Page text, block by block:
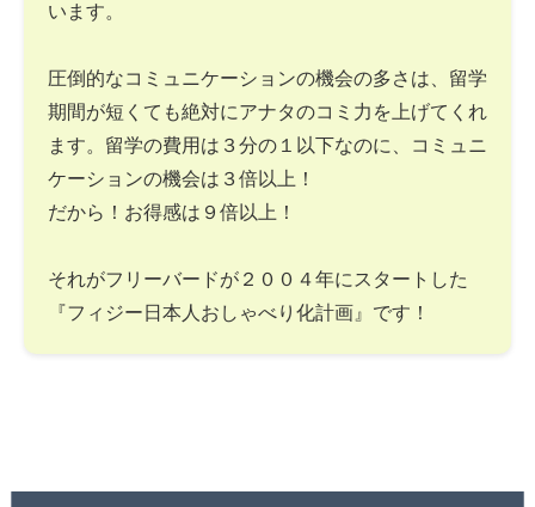
います。
圧倒的なコミュニケーションの機会の多さは、留学
期間が短くても絶対にアナタのコミ力を上げてくれ
ます。留学の費用は３分の１以下なのに、コミュニ
ケーションの機会は３倍以上！
だから！お得感は９倍以上！
それがフリーバードが２００４年にスタートした
『フィジー日本人おしゃべり化計画』です！